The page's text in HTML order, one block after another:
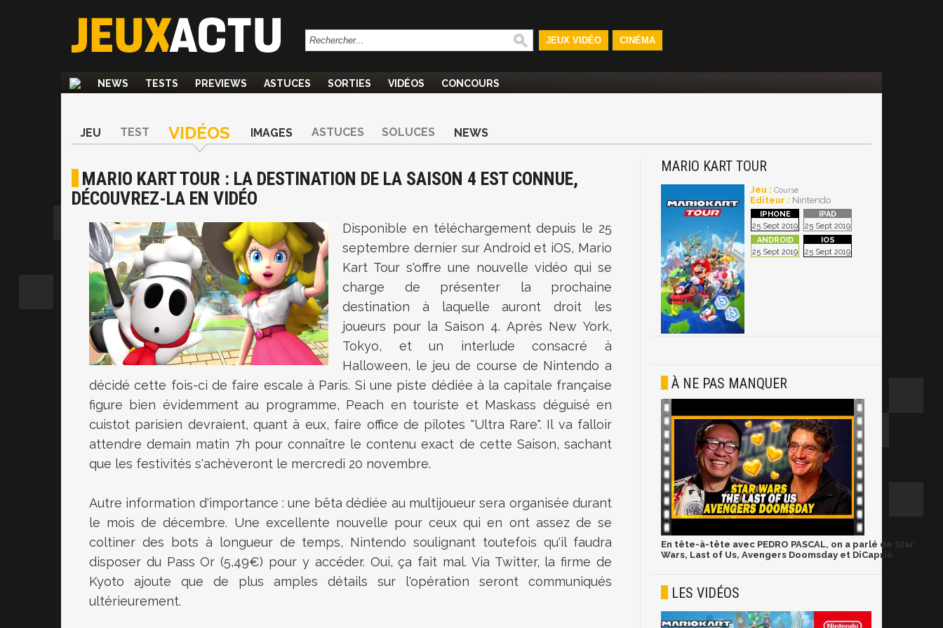
JEUX VIDÉO CINÉMA
NEWS TESTS PREVIEWS ASTUCES SORTIES VIDÉOS CONCOURS
JEU TEST VIDÉOS IMAGES ASTUCES SOLUCES NEWS
MARIO KART TOUR : LA DESTINATION DE LA SAISON 4 EST CONNUE,
DÉCOUVREZ-LA EN VIDÉO
Disponible en téléchargement depuis le 25
septembre dernier sur Android et iOS, Mario
Kart Tour s'offre une nouvelle vidéo qui se
charge de présenter la prochaine
destination à laquelle auront droit les
joueurs pour la Saison 4. Après New York,
Tokyo, et un interlude consacré à
Halloween, le jeu de course de Nintendo a
décidé cette fois-ci de faire escale à Paris. Si une piste dédiée à la capitale française
figure bien évidemment au programme, Peach en touriste et Maskass déguisé en
cuistot parisien devraient, quant à eux, faire office de pilotes "Ultra Rare". Il va falloir
attendre demain matin 7h pour connaître le contenu exact de cette Saison, sachant
que les festivités s'achèveront le mercredi 20 novembre.
Autre information d'importance : une bêta dédiée au multijoueur sera organisée durant
le mois de décembre. Une excellente nouvelle pour ceux qui en ont assez de se
coltiner des bots à longueur de temps, Nintendo soulignant toutefois qu'il faudra
disposer du Pass Or (5,49€) pour y accéder. Oui, ça fait mal. Via Twitter, la firme de
Kyoto ajoute que de plus amples détails sur l'opération seront communiqués
ultérieurement.
MARIO KART TOUR
Jeu : Course
Editeur : Nintendo
25 Sept 2019 25 Sept 2019
25 Sept 2019 25 Sept 2019
À NE PAS MANQUER
En tête-à-tête avec PEDRO PASCAL, on a parlé de Star
Wars, Last of Us, Avengers Doomsday et DiCaprio
LES VIDÉOS